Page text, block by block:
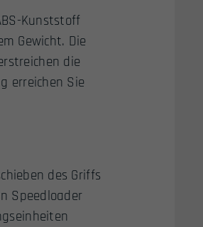
Kunststoff
Gewicht. Die
die
erreichen Sie
des Griffs
Speedloader